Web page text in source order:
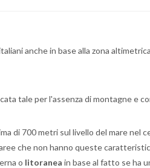
anche in base alla zona
tale per l'assenza di montagne e
di 700 metri sul livello del mare nel
che non hanno queste
o litoranea in base al fatto se ha